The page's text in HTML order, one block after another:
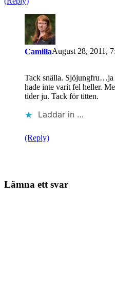
CamillaAugust 28, 2011,
Tack snälla. Sjöjungfru…ja
hade inte varit fel heller.
tider ju. Tack för titten.
Laddar in …
(Reply)
Lämna ett svar